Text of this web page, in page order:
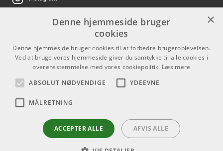
Job hos os
Agenturer
Log ind
GDPR & Cookies
Kontakt
Som privatperson kan du ikke
købe på denne hjemmeside, alt
salg foregår gennem vores
forhandlere.
×
Denne hjemmeside bruger
cookies
Denne hjemmeside bruger cookies til at forbedre brugeroplevelsen.
Ved at bruge vores hjemmeside giver du samtykke til alle cookies i
overensstemmelse med vores cookiepolitik. Læs mere
ABSOLUT NØDVENDIGE
YDEEVNE
MÅLRETNING
ACCEPTER ALLE AFVIS ALLE